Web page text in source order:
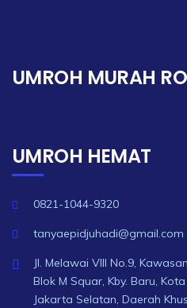
UMROH MURAH
UMROH HEMAT
0821-1044-9320
tanyaepidjuhadi@gmail.com
Jl. Melawai VIII No.9, Kawasan
Blok M Squar, Kby. Baru, Kota
Jakarta Selatan, Daerah